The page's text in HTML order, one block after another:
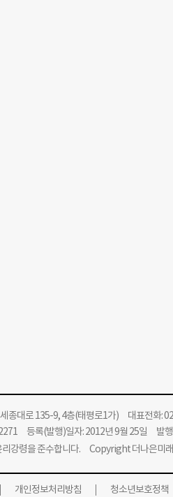
종대로 135-9, 4층(태평로1가) 대표전화:
등록(발행)일자: 2012년 9월 25일 발
강령을 준수합니다. Copyright 더나은미
개인정보처리방침 청소년보호정책